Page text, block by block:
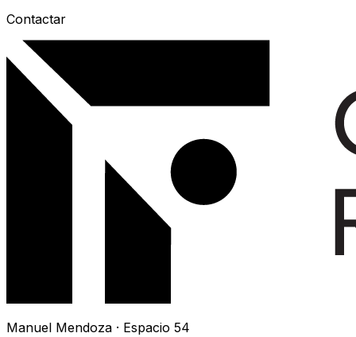
Contactar
Manuel Mendoza · Espacio 54